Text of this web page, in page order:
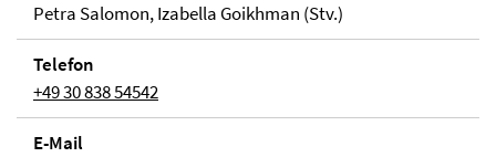
Petra Salomon, Izabella Goikhman (Stv.)
Telefon
+49 30 838 54542
E-Mail